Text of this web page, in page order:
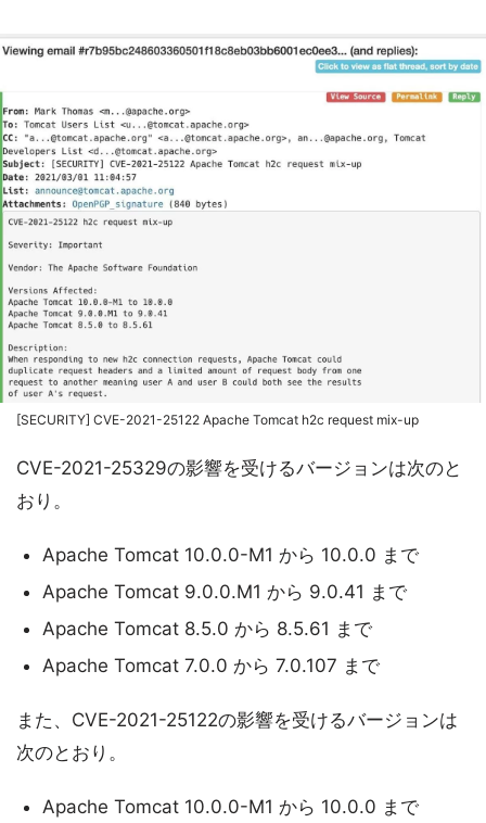
[SECURITY] CVE-2021-25122 Apache Tomcat h2c request mix-up
CVE-2021-25329の影響を受けるバージョンは次のと
おり。
Apache Tomcat 10.0.0-M1 から 10.0.0 まで
Apache Tomcat 9.0.0.M1 から 9.0.41 まで
Apache Tomcat 8.5.0 から 8.5.61 まで
Apache Tomcat 7.0.0 から 7.0.107 まで
また、CVE-2021-25122の影響を受けるバージョンは
次のとおり。
Apache Tomcat 10.0.0-M1 から 10.0.0 まで